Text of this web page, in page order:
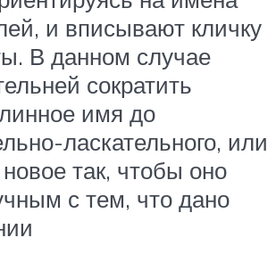
и вписывают кличку
В данном случае
сократить
имя до
ласкательного, или
так, чтобы оно
с тем, что дано